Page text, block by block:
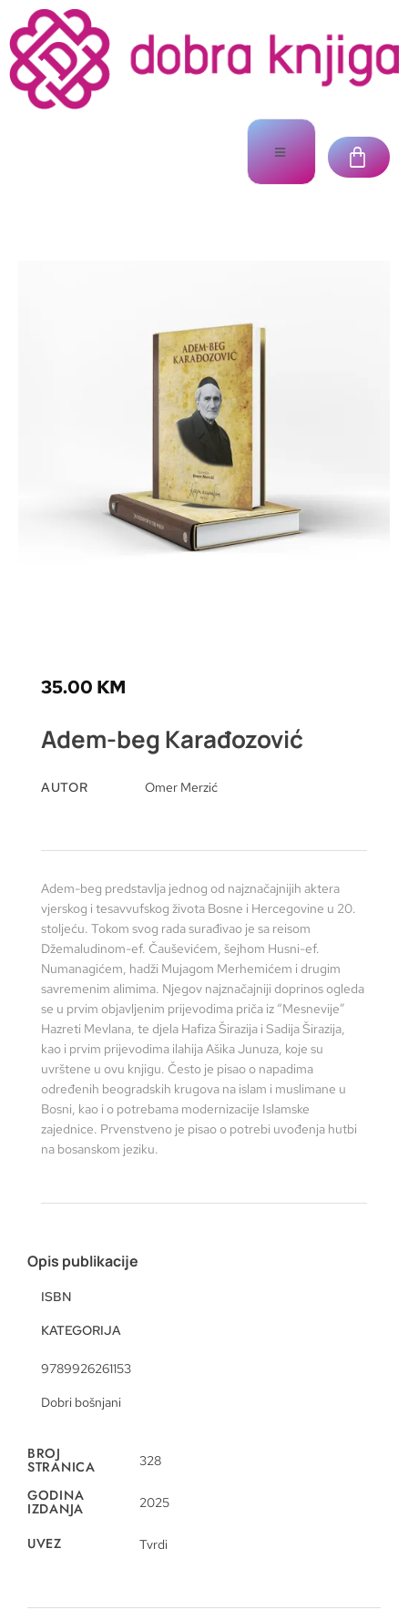
35.00 KM
Adem-beg Karađozović
AUTOR Omer Merzić
Adem-beg predstavlja jednog od najznačajnijih aktera
vjerskog i tesavvufskog života Bosne i Hercegovine u 20.
stoljeću. Tokom svog rada surađivao je sa reisom
Džemaludinom-ef. Čauševićem, šejhom Husni-ef.
Numanagićem, hadži Mujagom Merhemićem i drugim
savremenim alimima. Njegov najznačajniji doprinos ogleda
se u prvim objavljenim prijevodima priča iz “Mesnevije”
Hazreti Mevlana, te djela Hafiza Širazija i Sadija Širazija,
kao i prvim prijevodima ilahija Ašika Junuza, koje su
uvrštene u ovu knjigu. Često je pisao o napadima
određenih beogradskih krugova na islam i muslimane u
Bosni, kao i o potrebama modernizacije Islamske
zajednice. Prvenstveno je pisao o potrebi uvođenja hutbi
na bosanskom jeziku.
Opis publikacije
ISBN
KATEGORIJA
9789926261153
Dobri bošnjani
BROJ
STRANICA 328
GODINA
IZDANJA 2025
UVEZ Tvrdi